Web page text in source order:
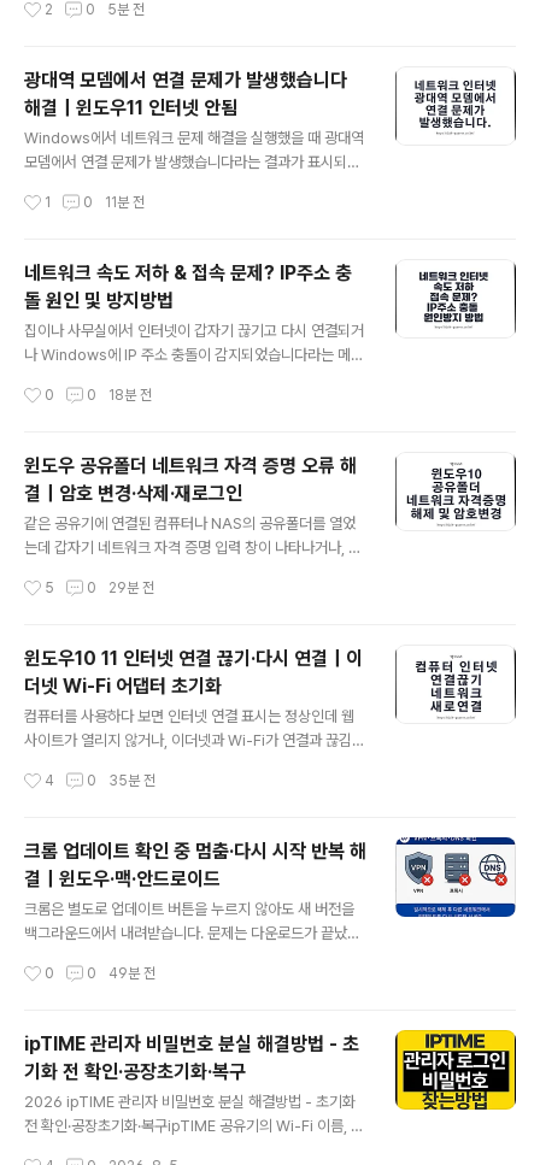
연결만 실패하는 문제와 Wi-Fi 기능 자체가 사라진 문제는
랜 어댑터가 비활성화됐거나 드라이버·WLAN 서비스가
정상적으로 실행되지 않는 경우도 있습니다.저라면 처음부
터 네트워크 초기화를 실행하거나 드라이버를 삭제하지 않
고 비행기 모드 → Wi-Fi 설정 → 무선랜 어댑터 → WLA
N 서비스 → 드라이버 → IP·DNS → 네트워크 초기화 순
비행기 모드와 노트북의 무선 기능키를 확인하고 Wi-Fi를
2 0 5분 전
광대역 모뎀에서 연결 문제가 발생했습니다
해결｜윈도우11 인터넷 안됨
Windows에서 네트워크 문제 해결을 실행했을 때 광대역
모뎀에서 연결 문제가 발생했습니다라는 결과가 표시되면
실제 통신사 모뎀 고장뿐만 아니라 랜선 접촉 불량, 공유기
래서 처음부터 공유기를 공장 초기화하거나 Windows 네
트워크 설정을 모두 지우기보다 다른 기기 비교 → 모뎀과
공유기 확인 → Windows 이더넷 진단 → 명령어 복구 →
드라이버 → 네트워크 초기화 순서로 진행하는 편이 안전
PC도 인터넷이 안 되는지 확인해 회선과 PC 문제를 구분
1 0 11분 전
네트워크 속도 저하 & 접속 문제? IP주소 충
돌 원인 및 방지방법
집이나 사무실에서 인터넷이 갑자기 끊기고 다시 연결되거
나 Windows에 IP 주소 충돌이 감지되었습니다라는 메시
동일한 IP 주소를 사용하고 있을 가능성이 있습니다.다만
모두 IP 충돌은 아닙니다. DNS 오류, 공유기 과부하, 약한
Wi-Fi 신호, 통신사 장애도 비슷한 증상을 만들 수 있어 현
재 IP 주소와 DHCP 상태부터 확인해야 합니다.저라면 임
의로 고정 IP부터 입력하기보다 현재 IP 확인 → 충돌 기록
확인 → DHCP 주소 갱신 → 공유기 임대 목록 비교 → 고
P 주소 충돌 해결 3줄 요약1. 관리자 권한 명령 프롬프트
0 0 18분 전
윈도우 공유폴더 네트워크 자격 증명 오류 해
결｜암호 변경·삭제·재로그인
같은 공유기에 연결된 컴퓨터나 NAS의 공유폴더를 열었
는데 갑자기 네트워크 자격 증명 입력 창이 나타나거나, 이
있습니다.이 문제는 공유폴더 자체가 사라진 것보다 Wind
C에는 이전 정보가 남아 있을 때 자주 발생합니다.저라면
공유폴더의 암호 보호부터 끄지 않고 저장된 자격 증명 삭
제 → 기존 SMB 연결 해제 → 올바른 계정으로 재로그인
순서로 확인할 것 같습니다. 보안 설정을 유지하면서 해결
1. 공유하는 컴퓨터의 Windows 로그인 계정과 실제 암호
5 0 29분 전
윈도우10 11 인터넷 연결 끊기·다시 연결｜이
더넷 Wi-Fi 어댑터 초기화
컴퓨터를 사용하다 보면 인터넷 연결 표시는 정상인데 웹
사이트가 열리지 않거나, 이더넷과 Wi-Fi가 연결과 끊김을
정 끄기보다 Windows에서 현재 사용 중인 네트워크 어
결이 새로 만들어지면서 문제가 해결되는 경우가 많습니
다.특히 유선 랜카드와 무선 랜카드, USB 랜카드, VPN 가
상 어댑터가 여러 개 설치된 노트북이나 워크스테이션에서
는 사용하지 않는 연결을 끄는 것만으로도 네트워크 충돌
을 줄일 수 있습니다.인터넷 연결 끊기·다시 연결 3줄 요약
인 이더넷 또는 Wi-Fi를 우클릭해 사용 안 함으로 변경합
4 0 35분 전
크롬 업데이트 확인 중 멈춤·다시 시작 반복 해
결｜윈도우·맥·안드로이드
크롬은 별도로 업데이트 버튼을 누르지 않아도 새 버전을
백그라운드에서 내려받습니다. 문제는 다운로드가 끝났다
다.브라우저를 며칠 동안 계속 켜두거나 백그라운드 프로
을 다시 실행했는데도 다시 시작 안내가 반복될 수 있습니
다.저도 업무용 PC에서 이런 증상이 생겼을 때 처음에는
크롬을 삭제해야 하나 고민했지만, 실제로는 재설치보다
먼저 확인해야 할 항목이 따로 있었습니다. 아래 순서대로
진행하면 원인을 비교적 빠르게 구분할 수 있습니다.크롬
0 0 49분 전
ipTIME 관리자 비밀번호 분실 해결방법 - 초
기화 전 확인·공장초기화·복구
2026 ipTIME 관리자 비밀번호 분실 해결방법 - 초기화
전 확인·공장초기화·복구ipTIME 공유기의 Wi-Fi 이름, 비